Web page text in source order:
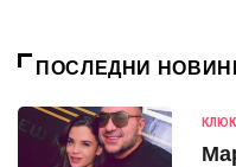
ПОСЛЕДНИ